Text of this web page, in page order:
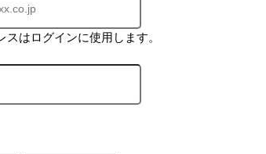
はログインに使用します。